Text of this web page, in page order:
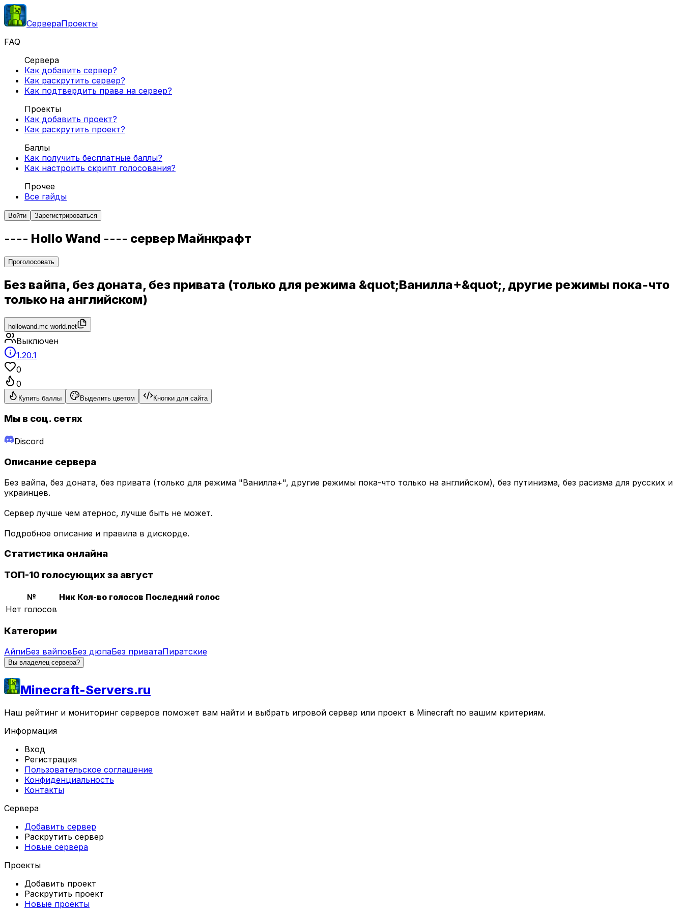
СервераПроекты
FAQ
Сервера
Как добавить сервер?
Как раскрутить сервер?
Как подтвердить права на сервер?
Проекты
Как добавить проект?
Как раскрутить проект?
Баллы
Как получить бесплатные баллы?
Как настроить скрипт голосования?
Прочее
Все гайды
Войти Зарегистрироваться
---- Hollo Wand ---- сервер Майнкрафт
Проголосовать
Без вайпа, без доната, без привата (только для режима &quot;Ванилла+&quot;, другие режимы пока-что
только на английском)
hollowand.mc-world.net
Выключен
1.20.1
0
0
Купить баллы Выделить цветом Кнопки для сайта
Мы в соц. сетях
Discord
Описание сервера
Без вайпа, без доната, без привата (только для режима "Ванилла+", другие режимы пока-что только на английском), без путинизма, без расизма для русских и
украинцев.
Сервер лучше чем атернос, лучше быть не может.
Подробное описание и правила в дискорде.
Статистика онлайна
ТОП-10 голосующих за август
№ Ник Кол-во голосов Последний голос
Нет голосов
Категории
АйпиБез вайповБез дюпаБез приватаПиратские
Вы владелец сервера?
Minecraft-Servers.ru
Наш рейтинг и мониторинг серверов поможет вам найти и выбрать игровой сервер или проект в Minecraft по вашим критериям.
Информация
Вход
Регистрация
Пользовательское соглашение
Конфиденциальность
Контакты
Сервера
Добавить сервер
Раскрутить сервер
Новые сервера
Проекты
Добавить проект
Раскрутить проект
Новые проекты